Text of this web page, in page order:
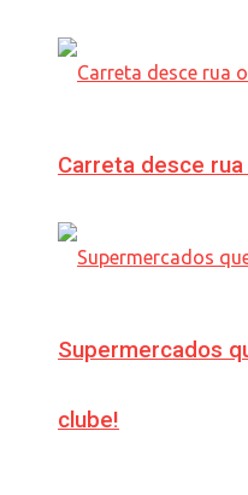
Carreta desce
Supermercados
clube!